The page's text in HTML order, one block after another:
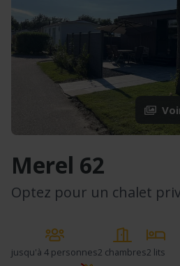
Merel 62
Optez pour un chalet
jusqu'à 4 personnes2 chambres2 lits